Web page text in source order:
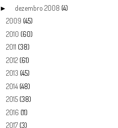
► dezembro 2008 (4)
2009 (45)
2010 (60)
2011 (38)
2012 (61)
2013 (45)
2014 (48)
2015 (38)
2016 (11)
2017 (3)